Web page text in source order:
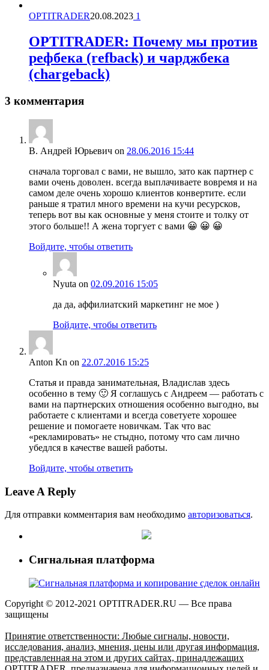
OPTITRADER20.08.2023 1
OPTITRADER: Почему мы против
рефбека (refback) и чарджбека
(chargeback)
3 комментария
В. Андрей Юрьевич on 28.06.2016 15:44
сначала торговал с вами, не вышло, зато как партнер с
вами очень доволен. всегда выплачиваете вовремя и на
самом деле очень хорошо клиентов конвертите. если
раньше я тратил много времени на кучи ресурсков,
теперь вот вы как основные у меня стоите и толку от
этого больше!! А жена торгует с вами 😀 😀 😀
Войдите, чтобы ответить
Nyuta on 02.09.2016 15:05
да да, аффилиатский маркетинг не мое )
Войдите, чтобы ответить
Anton Kn on 22.07.2016 15:25
Статья и правда занимательная, Владислав здесь
особенно в тему 🙂 Я соглашусь с Андреем — работать с
вами на партнерских отношения особенно выгодно, вы
работаете с клиентами и всегда советуете хорошее
решение и помогаете новичкам. Так что вас
«рекламировать» не стыдно, потому что сам лично
убедлся в качестве вашей работы.
Войдите, чтобы ответить
Leave A Reply
Для отправки комментария вам необходимо авторизоваться.
Сигнальная платформа
Copyright © 2012-2021 OPTITRADER.RU — Все права
защищены
Принятие ответственности: Любые сигналы, новости,
исследования, анализ, мнения, цены или другая информация,
представленная на этом и других сайтах, принадлежащих